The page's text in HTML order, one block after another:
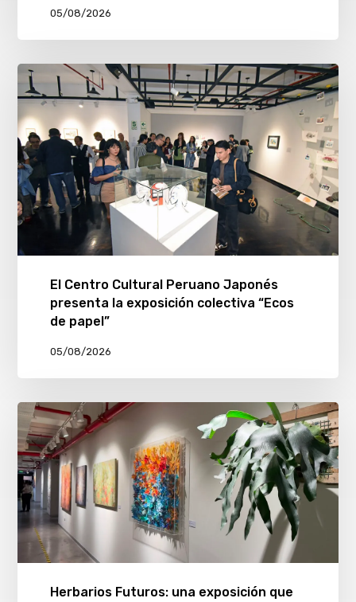
05/08/2026
El Centro Cultural Peruano Japonés
presenta la exposición colectiva “Ecos
de papel”
05/08/2026
Herbarios Futuros: una exposición que